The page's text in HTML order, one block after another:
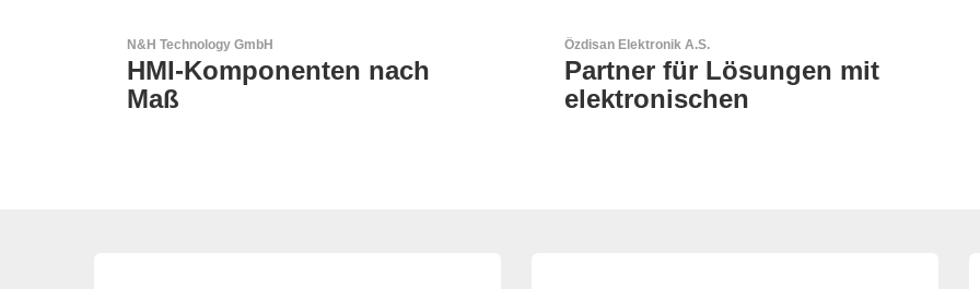
Özdisan Elektronik A.S.
Partner für Lösungen mit
elektronischen
GEYER Electronic GmbH
GEYER - Ihr zuverlässiger
Partner